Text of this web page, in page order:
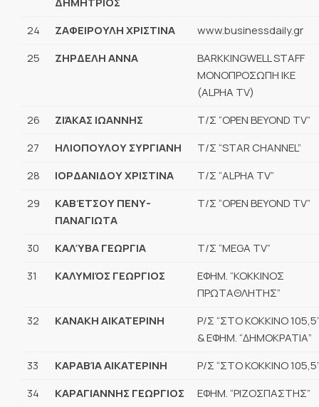
24
ΖΑΦΕΙΡΟΥΛΗ ΧΡΙΣΤΙΝΑ
www.businessdaily.gr
25
ΖΗΡΔΕΛΗ ΑΝΝΑ
BARKKINGWELL STAFF
ΜΟΝΟΠΡΟΣΩΠΗ ΙΚΕ
(ALPHA TV)
26
ΖΙΆΚΑΣ ΙΩΑΝΝΗΣ
Τ/Σ “OPEN BEYOND TV”
27
ΗΛΙΟΠΟΥΛΟΥ ΣΥΡΓΙΑΝΗ
Τ/Σ “STAR CHANNEL”
28
ΙΟΡΔΑΝΙΔΟΥ ΧΡΙΣΤΙΝΑ
Τ/Σ “ALPHA TV”
29
ΚΑΒΈΤΣΟΥ ΠΕΝΥ-
ΠΑΝΑΓΙΩΤΑ
Τ/Σ “OPEN BEYOND TV”
30 ΚΑΛΎΒΑ ΓΕΩΡΓΙΑ
Τ/Σ “MEGA TV”
31
ΚΑΛΥΜΙΌΣ ΓΕΩΡΓΙΟΣ
ΕΦΗΜ. “ΚΟΚΚΙΝΟΣ
ΠΡΩΤΑΘΛΗΤΗΣ”
32
ΚΑΝΑΚΗ ΑΙΚΑΤΕΡΙΝΗ
Ρ/Σ “ΣΤΟ ΚΟΚΚΙΝΟ
& ΕΦΗΜ. “ΔΗΜΟΚΡΑΤΙΑ”
33
ΚΑΡΑΒΊΑ ΑΙΚΑΤΕΡΙΝΗ
Ρ/Σ “ΣΤΟ ΚΟΚΚΙΝΟ
34
ΚΑΡΑΓΙΑΝΝΗΣ ΓΕΩΡΓΙΟΣ
ΕΦΗΜ. “ΡΙΖΟΣΠΑΣΤΗΣ”